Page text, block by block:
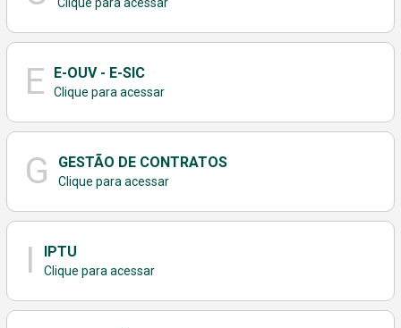
E E-OUV - E-SIC
Clique para acessar
G GESTÃO DE CONTRATOS
Clique para acessar
I IPTU
Clique para acessar